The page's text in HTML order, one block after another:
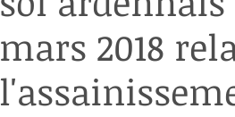
mars 2018